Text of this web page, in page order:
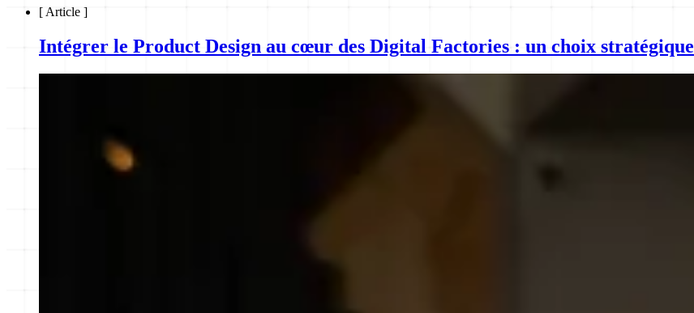
[ Article ]
Intégrer le Product Design au cœur des Digital Factories : un choix stratégique